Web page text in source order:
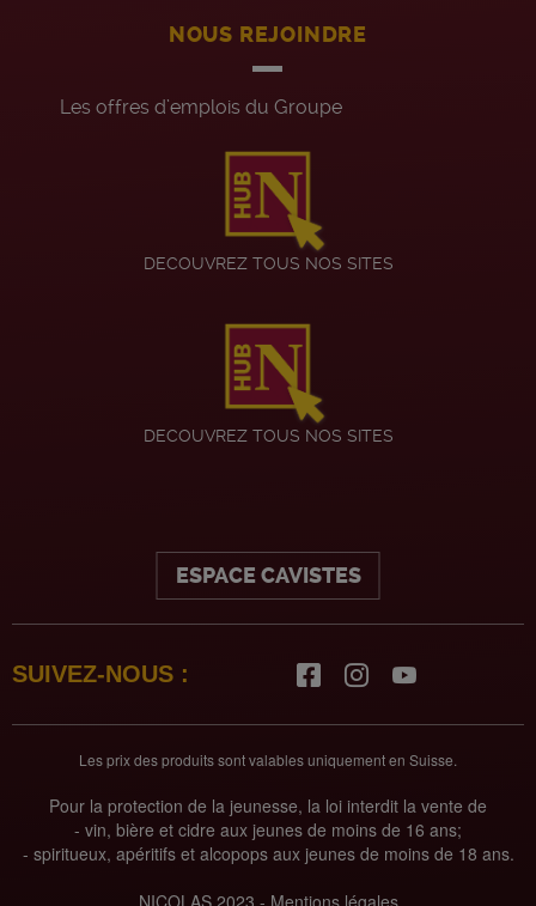
NOUS REJOINDRE
Les offres d’emplois du Groupe
DECOUVREZ TOUS NOS SITES
DECOUVREZ TOUS NOS SITES
ESPACE CAVISTES
SUIVEZ-NOUS :
Les prix des produits sont valables uniquement en Suisse.
Pour la protection de la jeunesse, la loi interdit la vente de
- vin, bière et cidre aux jeunes de moins de 16 ans;
- spiritueux, apéritifs et alcopops aux jeunes de moins de 18 ans.